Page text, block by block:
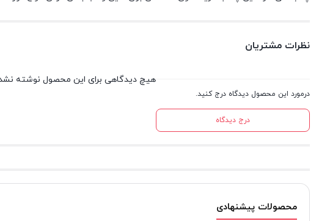
نظرات مشتریان
درمورد این محصول دیدگاه درج کنید.
درج دیدگاه
هیچ دیدگاهی برای این محصول نوشته
محصولات پیشنهادی